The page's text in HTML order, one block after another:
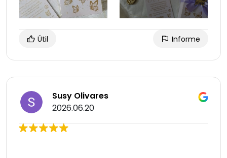
Útil Informe
Susy Olivares
2026.06.20